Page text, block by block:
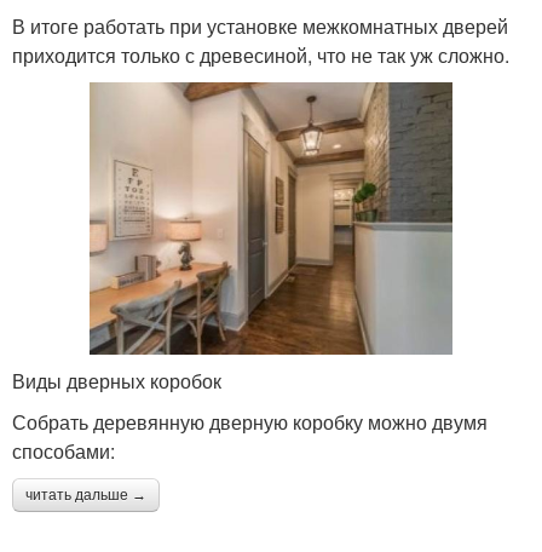
В итоге работать при установке межкомнатных дверей
приходится только с древесиной, что не так уж сложно.
Виды дверных коробок
Собрать деревянную дверную коробку можно двумя
способами:
читать дальше →